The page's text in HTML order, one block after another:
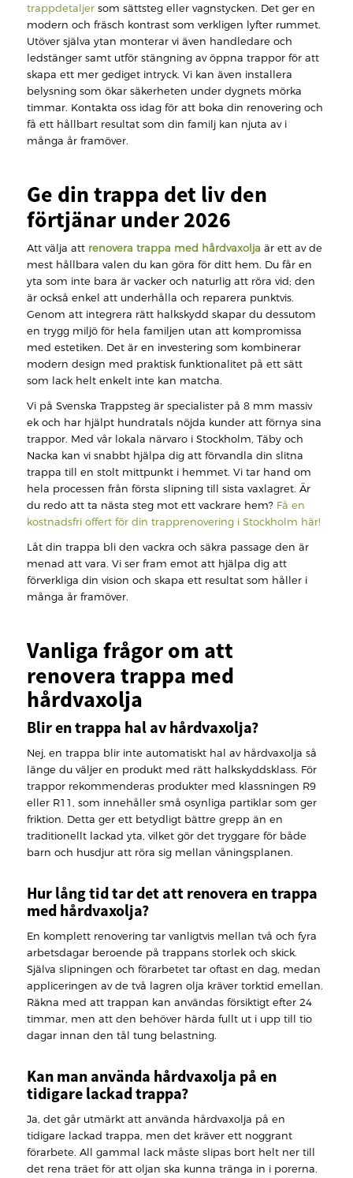
trappdetaljersom sättsteg eller vagnstycken. Det ger en
modern och fräsch kontrast som verkligen lyfter rummet.
Utöver själva ytan monterar vi även handledare och
ledstänger samt utför stängning av öppna trappor för att
skapa ett mer gediget intryck. Vi kan även installera
belysning som ökar säkerheten under dygnets mörka
timmar. Kontakta oss idag för att boka din renovering och
få ett hållbart resultat som din familj kan njuta av i
många år framöver.
Ge din trappa det liv den
förtjänar under 2026
Att välja att renovera trappa med hårdvaxolja är ett av de
mest hållbara valen du kan göra för ditt hem. Du får en
yta som inte bara är vacker och naturlig att röra vid; den
är också enkel att underhålla och reparera punktvis.
Genom att integrera rätt halkskydd skapar du dessutom
en trygg miljö för hela familjen utan att kompromissa
med estetiken. Det är en investering som kombinerar
modern design med praktisk funktionalitet på ett sätt
som lack helt enkelt inte kan matcha.
Vi på Svenska Trappsteg är specialister på 8 mm massiv
ek och har hjälpt hundratals nöjda kunder att förnya sina
trappor. Med vår lokala närvaro i Stockholm, Täby och
Nacka kan vi snabbt hjälpa dig att förvandla din slitna
trappa till en stolt mittpunkt i hemmet. Vi tar hand om
hela processen från första slipning till sista vaxlagret. Är
du redo att ta nästa steg mot ett vackrare hem? Få en
kostnadsfri offert för din trapprenovering i Stockholm här!
Låt din trappa bli den vackra och säkra passage den är
menad att vara. Vi ser fram emot att hjälpa dig att
förverkliga din vision och skapa ett resultat som håller i
många år framöver.
Vanliga frågor om att
renovera trappa med
hårdvaxolja
Blir en trappa hal av hårdvaxolja?
Nej, en trappa blir inte automatiskt hal av hårdvaxolja så
länge du väljer en produkt med rätt halkskyddsklass. För
trappor rekommenderas produkter med klassningen R9
eller R11, som innehåller små osynliga partiklar som ger
friktion. Detta ger ett betydligt bättre grepp än en
traditionellt lackad yta, vilket gör det tryggare för både
barn och husdjur att röra sig mellan våningsplanen.
Hur lång tid tar det att renovera en trappa
med hårdvaxolja?
En komplett renovering tar vanligtvis mellan två och fyra
arbetsdagar beroende på trappans storlek och skick.
Själva slipningen och förarbetet tar oftast en dag, medan
appliceringen av de två lagren olja kräver torktid emellan.
Räkna med att trappan kan användas försiktigt efter 24
timmar, men att den behöver härda fullt ut i upp till tio
dagar innan den tål tung belastning.
Kan man använda hårdvaxolja på en
tidigare lackad trappa?
Ja, det går utmärkt att använda hårdvaxolja på en
tidigare lackad trappa, men det kräver ett noggrant
förarbete. All gammal lack måste slipas bort helt ner till
det rena träet för att oljan ska kunna tränga in i porerna.